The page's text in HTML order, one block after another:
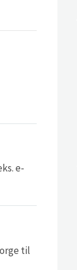
e-
til